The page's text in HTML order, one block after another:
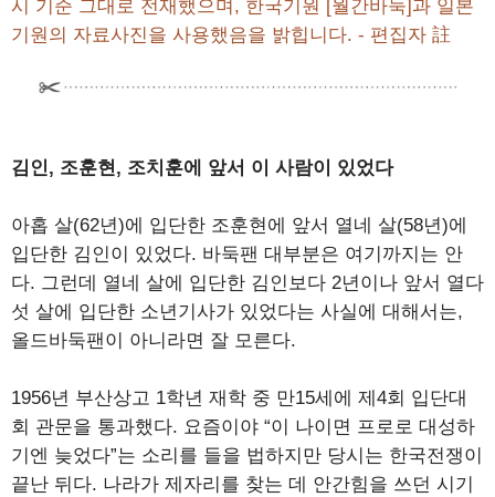
시 기준 그대로 전재했으며, 한국기원 [월간바둑]과 일본
기원의 자료사진을 사용했음을 밝힙니다. - 편집자 註
김인, 조훈현, 조치훈에 앞서 이 사람이 있었다
아홉 살(62년)에 입단한 조훈현에 앞서 열네 살(58년)에
입단한 김인이 있었다. 바둑팬 대부분은 여기까지는 안
다. 그런데 열네 살에 입단한 김인보다 2년이나 앞서 열다
섯 살에 입단한 소년기사가 있었다는 사실에 대해서는,
올드바둑팬이 아니라면 잘 모른다.
1956년 부산상고 1학년 재학 중 만15세에 제4회 입단대
회 관문을 통과했다. 요즘이야 “이 나이면 프로로 대성하
기엔 늦었다”는 소리를 들을 법하지만 당시는 한국전쟁이
끝난 뒤다. 나라가 제자리를 찾는 데 안간힘을 쓰던 시기